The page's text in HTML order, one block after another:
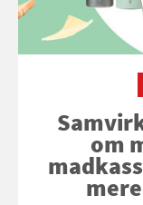
om